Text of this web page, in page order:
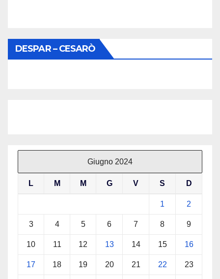
DESPAR – CESARÒ
Giugno 2024
L M M G V S D
1 2
3 4 5 6 7 8 9
10 11 12 13 14 15 16
17 18 19 20 21 22 23